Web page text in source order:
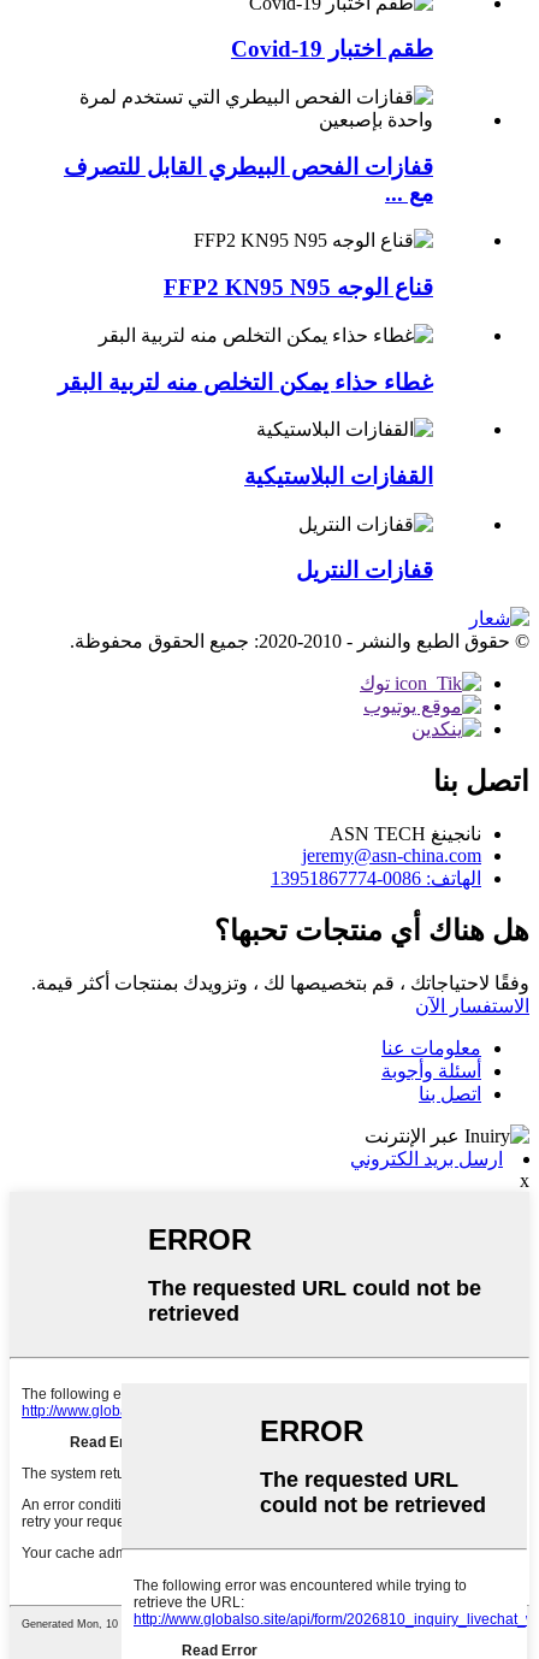
طقم اختبار Covid-19
قفازات الفحص البيطري القابل للتصرف
مع ...
قناع الوجه FFP2 KN95 N95
غطاء حذاء يمكن التخلص منه لتربية البقر
القفازات البلاستيكية
قفازات النتريل
© حقوق الطبع والنشر - 2010-2020: جميع الحقوق محفوظة.
اتصل بنا
نانجينغ ASN TECH
jeremy@asn-china.com
الهاتف: 0086-13951867774
هل هناك أي منتجات تحبها؟
وفقًا لاحتياجاتك ، قم بتخصيصها لك ، وتزويدك بمنتجات أكثر قيمة.
الاستفسار الآن
معلومات عنا
أسئلة وأجوبة
اتصل بنا
ارسل بريد الكتروني
x